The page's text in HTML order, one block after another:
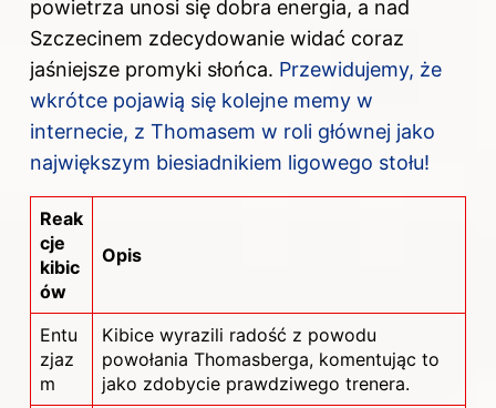
powietrza unosi się dobra energia, a nad
Szczecinem zdecydowanie widać coraz
jaśniejsze promyki słońca. Przewidujemy, że
wkrótce pojawią się kolejne memy w
internecie, z Thomasem w roli głównej jako
największym biesiadnikiem ligowego stołu!
Reak
cje
kibic
ów
Opis
Entu
zjaz
m
Kibice wyrazili radość z powodu
powołania Thomasberga, komentując to
jako zdobycie prawdziwego trenera.